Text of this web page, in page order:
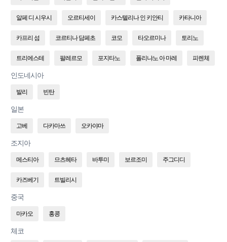
알페 디 시우시 오르티세이 카스텔리나 인 키안티 카타니아
카프리 섬 코르티나 담페초 코모 타오르미나 토리노
트리에스테 팔레르모 포지타노 폴리냐노 아 마레 피렌체
인도네시아
발리 빈탄
일본
고베 다카마쓰 오카야마
조지아
메스티아 므츠헤타 바투미 보르조미 주그디디
카즈베기 트빌리시
중국
마카오 홍콩
체코